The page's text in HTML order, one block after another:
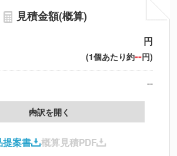
見積金額(概算)
円
(1個あたり約--円)
--
・沖縄・離島 別途
内訳を開く
提案書 概算見積PDF